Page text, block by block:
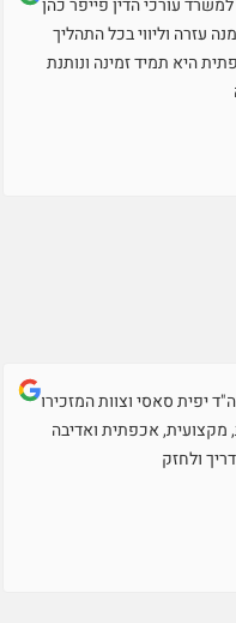
עורכי הדין פייפר כהן
עזרה וליווי בכל התהליך
היא תמיד זמינה ונותנת
יפית סאסי וצוות המזכירות
מקצועית, אכפתית ואדיבה
ולחזק